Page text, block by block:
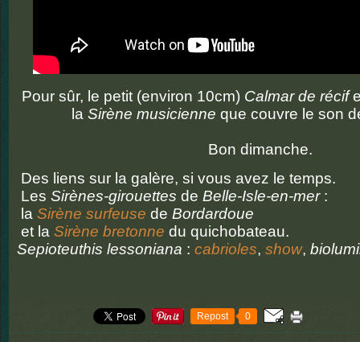
Pour sûr, le petit (environ 10cm) Calmar de récif
la Sirène musicienne que couvre le son
Bon dimanche.
Des liens sur la galère, si vous avez le temps.
Les Sirènes-girouettes de Belle-Isle-en-mer:
la Sirène surfeuse de Bordardoue
et la Sirène bretonne du quichobateau.
Sepioteuthis lessoniana : cabrioles, show,
Repost 0